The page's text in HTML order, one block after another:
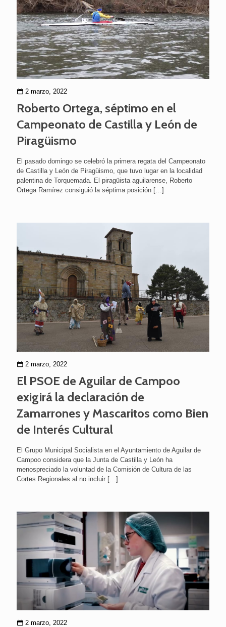
2 marzo, 2022
Roberto Ortega, séptimo en el
Campeonato de Castilla y León de
Piragüismo
El pasado domingo se celebró la primera regata del Campeonato
de Castilla y León de Piragüismo, que tuvo lugar en la localidad
palentina de Torquemada. El piragüista aguilarense, Roberto
Ortega Ramírez consiguió la séptima posición […]
2 marzo, 2022
El PSOE de Aguilar de Campoo
exigirá la declaración de
Zamarrones y Mascaritos como Bien
de Interés Cultural
El Grupo Municipal Socialista en el Ayuntamiento de Aguilar de
Campoo considera que la Junta de Castilla y León ha
menospreciado la voluntad de la Comisión de Cultura de las
Cortes Regionales al no incluir […]
2 marzo, 2022